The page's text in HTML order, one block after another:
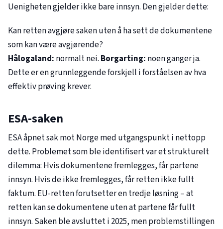
Uenigheten gjelder ikke bare innsyn. Den gjelder dette:
Kan retten avgjøre saken uten å ha sett de dokumentene
som kan være avgjørende?
Hålogaland: normalt nei. Borgarting: noen ganger ja.
Dette er en grunnleggende forskjell i forståelsen av hva
effektiv prøving krever.
ESA-saken
ESA åpnet sak mot Norge med utgangspunkt i nettopp
dette. Problemet som ble identifisert var et strukturelt
dilemma: Hvis dokumentene fremlegges, får partene
innsyn. Hvis de ikke fremlegges, får retten ikke fullt
faktum. EU-retten forutsetter en tredje løsning – at
retten kan se dokumentene uten at partene får fullt
innsyn. Saken ble avsluttet i 2025, men problemstillingen